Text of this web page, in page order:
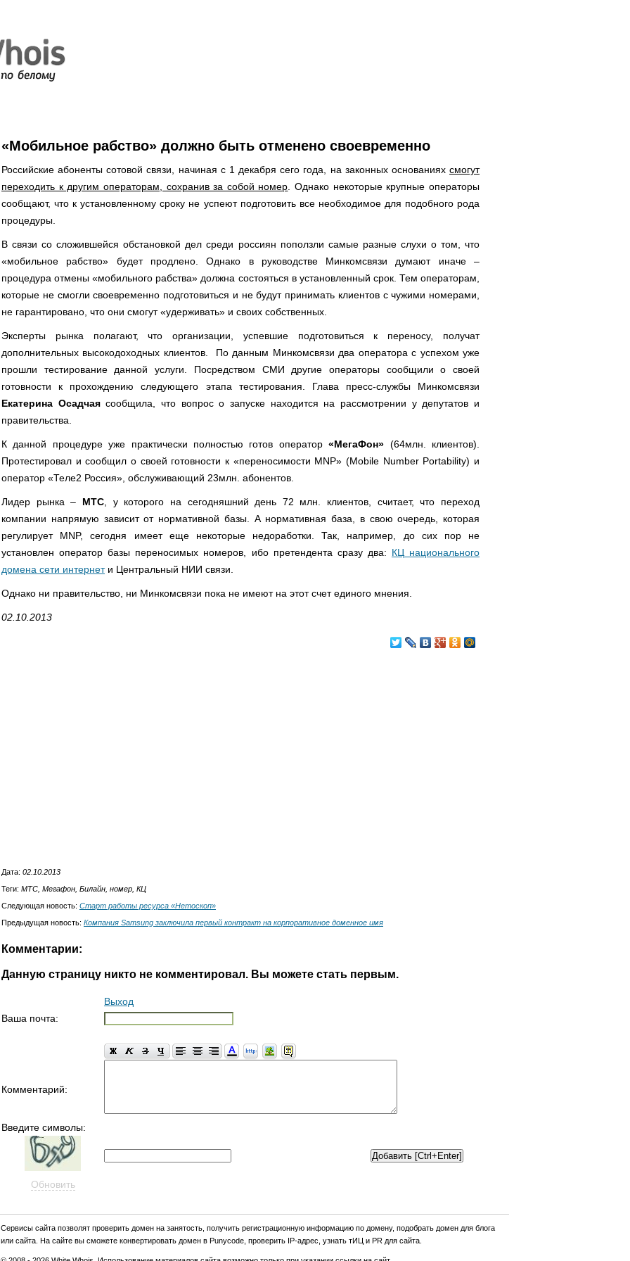
«Мобильное рабство» должно быть отменено своевременно
Российские абоненты сотовой связи, начиная с 1 декабря сего года, на законных основаниях смогут
переходить к другим операторам, сохранив за собой номер . Однако некоторые крупные операторы
сообщают, что к установленному сроку не успеют подготовить все необходимое для подобного рода
процедуры.
В связи со сложившейся обстановкой дел среди россиян поползли самые разные слухи о том, что
«мобильное рабство» будет продлено. Однако в руководстве Минкомсвязи думают иначе –
процедура отмены «мобильного рабства» должна состояться в установленный срок. Тем операторам,
которые не смогли своевременно подготовиться и не будут принимать клиентов с чужими номерами,
не гарантировано, что они смогут «удерживать» и своих собственных.
Эксперты рынка полагают, что организации, успевшие подготовиться к переносу, получат
дополнительных высокодоходных клиентов. По данным Минкомсвязи два оператора с успехом уже
прошли тестирование данной услуги. Посредством СМИ другие операторы сообщили о своей
готовности к прохождению следующего этапа тестирования. Глава пресс-службы Минкомсвязи
Екатерина Осадчаясообщила, что вопрос о запуске находится на рассмотрении у депутатов и
правительства.
К данной процедуре уже практически полностью готов оператор«МегаФон» (64млн. клиентов).
Протестировал и сообщил о своей готовности к «переносимости MNP» (Mobile Number Portability) и
оператор «Теле2 Россия», обслуживающий 23млн. абонентов.
Лидер рынка – МТС, у которого на сегодняшний день 72 млн. клиентов, считает, что переход
компании напрямую зависит от нормативной базы. А нормативная база, в свою очередь, которая
регулирует MNP, сегодня имеет еще некоторые недоработки. Так, например, до сих пор не
установлен оператор базы переносимых номеров, ибо претендента сразу два: КЦ национального
домена сети интернети Центральный НИИ связи.
Однако ни правительство, ни Минкомсвязи пока не имеют на этот счет единого мнения.
02.10.2013
Дата: 02.10.2013
Теги: МТС, Мегафон, Билайн, номер, КЦ
Следующая новость: Старт работы ресурса «Нетоскоп»
Предыдущая новость: Компания Samsung заключила первый контракт на корпоративное доменное имя
Комментарии:
Данную страницу никто не комментировал. Вы можете стать первым.
Выход
Ваша почта:
Комментарий:
Введите символы:
Обновить
Cервиcы сайта позволят проверить домен на занятость, получить регистрационную информацию по домену, подобрать домен для блога
или сайта. На сайте вы сможете конвертировать домен в Punycode, проверить IP-адрес, узнать тИЦ и PR для сайта.